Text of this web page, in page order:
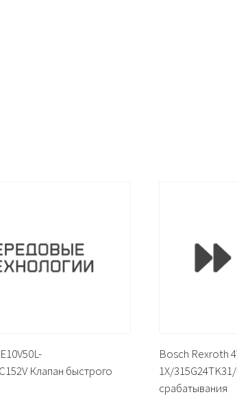
Клапан быстрого
Bosch Rexroth
1X/
срабатывания